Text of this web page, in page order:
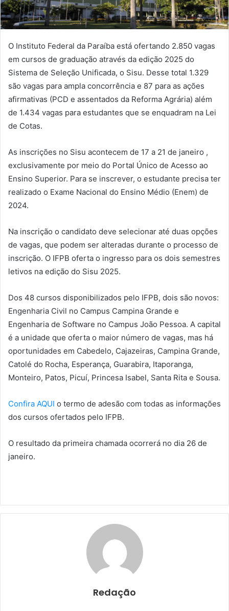
m
e
m
a
i
O Instituto Federal da Paraíba está ofertando 2.850 vagas
em cursos de graduação através da edição 2025 do
Sistema de Seleção Unificada, o Sisu. Desse total 1.329
são vagas para ampla concorrência e 87 para as ações
afirmativas (PCD e assentados da Reforma Agrária) além
de 1.434 vagas para estudantes que se enquadram na Lei
de Cotas.
As inscrições no Sisu acontecem de 17 a 21 de janeiro ,
exclusivamente por meio do Portal Único de Acesso ao
Ensino Superior. Para se inscrever, o estudante precisa ter
realizado o Exame Nacional do Ensino Médio (Enem) de
2024.
Na inscrição o candidato deve selecionar até duas opções
de vagas, que podem ser alteradas durante o processo de
inscrição. O IFPB oferta o ingresso para os dois semestres
letivos na edição do Sisu 2025.
Dos 48 cursos disponibilizados pelo IFPB, dois são novos:
Engenharia Civil no Campus Campina Grande e
Engenharia de Software no Campus João Pessoa. A capital
é a unidade que oferta o maior número de vagas, mas há
oportunidades em Cabedelo, Cajazeiras, Campina Grande,
Catolé do Rocha, Esperança, Guarabira, Itaporanga,
Monteiro, Patos, Picuí, Princesa Isabel, Santa Rita e Sousa.
Confira AQUI o termo de adesão com todas as informações
dos cursos ofertados pelo IFPB.
O resultado da primeira chamada ocorrerá no dia 26 de
janeiro.
Redação